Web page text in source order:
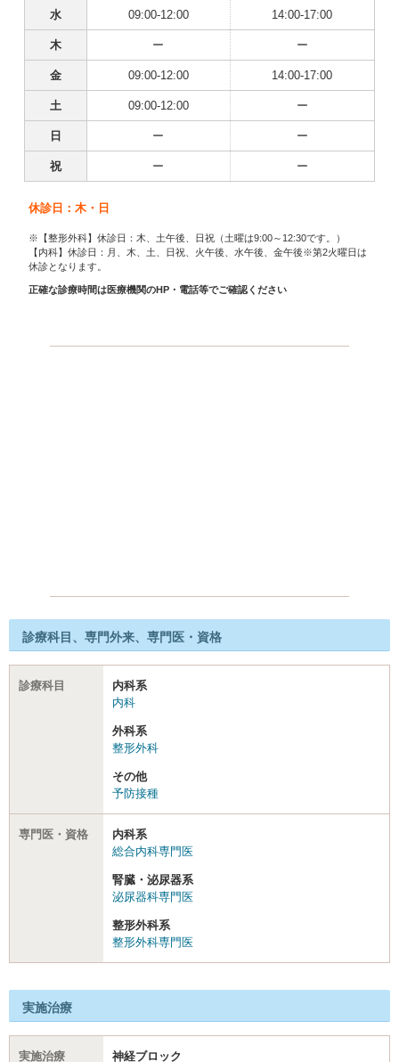
水 09:00-12:00 14:00-17:00
木 ー ー
金 09:00-12:00 14:00-17:00
土 09:00-12:00 ー
日 ー ー
祝 ー ー
休診日：木・日
※【整形外科】休診日：木、土午後、日祝（土曜は9:00～12:30です。）
【内科】休診日：月、木、土、日祝、火午後、水午後、金午後※第2火曜日は
休診となります。
正確な診療時間は医療機関のHP・電話等でご確認ください
診療科目、専門外来、専門医・資格
診療科目
内科系
内科
外科系
整形外科
その他
予防接種
専門医・資格
内科系
総合内科専門医
腎臓・泌尿器系
泌尿器科専門医
整形外科系
整形外科専門医
実施治療
実施治療
神経ブロック